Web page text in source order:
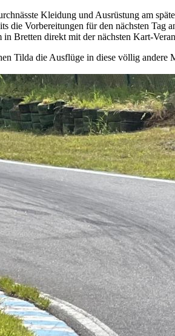
Kleidung und Ausrüstung am
die Vorbereitungen für den nächsten Tag
Bretten direkt mit der nächsten Kart-
Tilda die Ausflüge in diese völlig andere